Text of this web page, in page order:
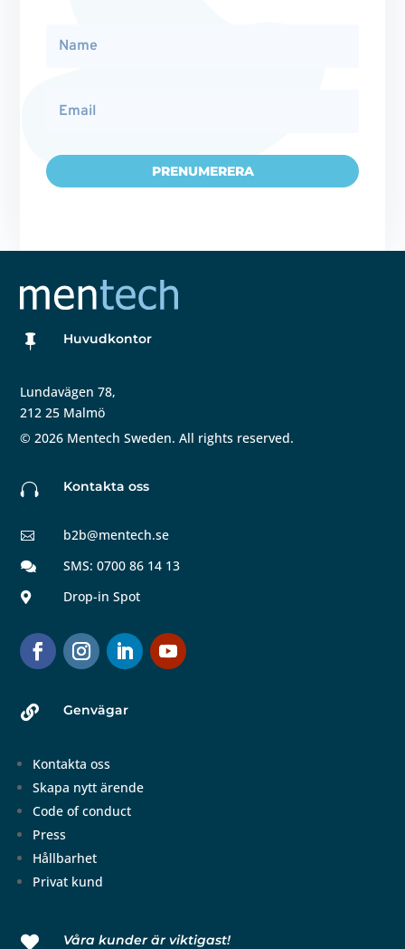
PRENUMERERA
 Huvudkontor
Lundavägen 78,
212 25 Malmö
© 2026 Mentech Sweden. All rights reserved.
 Kontakta oss
 b2b@mentech.se
 SMS: 0700 86 14 13
 Drop-in Spot
 Genvägar
Kontakta oss
Skapa nytt ärende
Code of conduct
Press
Hållbarhet
Privat kund
 Våra kunder är viktigast!